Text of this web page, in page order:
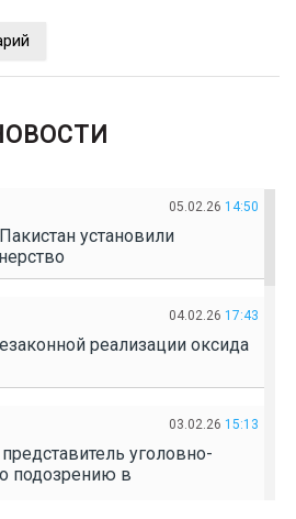
05.02.26 14:50
установили
04.02.26 17:43
реализации оксида
03.02.26 15:13
уголовно-
подозрению в